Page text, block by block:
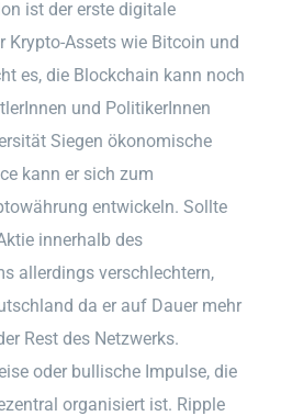
ist der erste digitale
Krypto-Assets wie Bitcoin und
es, die Blockchain kann noch
und PolitikerInnen
Siegen ökonomische
kann er sich zum
entwickeln. Sollte
innerhalb des
allerdings verschlechtern,
da er auf Dauer mehr
Rest des Netzwerks.
oder bullische Impulse, die
organisiert ist. Ripple